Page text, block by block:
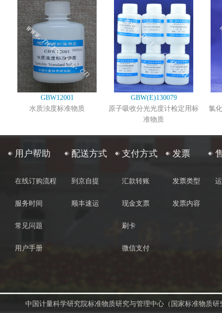
GBW12001
水质浊度标准物质
GBW(E)130079
原子吸收分光光度计检定用标
准物质
氯
用户帮助
在线订购流程
服务时间
常见问题
用户手册
配送方式
到京自提
顺丰速运
支付方式
汇款转账
现金支票
刷卡
微信支付
发票
发票类型
发票内容
中国计量科学研究院标准物质研究与管理中心（国家标准物质